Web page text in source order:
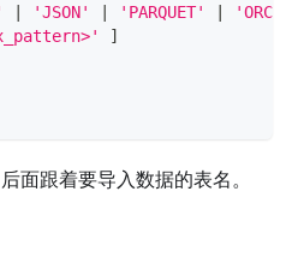
| 'JSON' | 'PARQUET' | 'ORC'
]
面跟着要导入数据的表名。